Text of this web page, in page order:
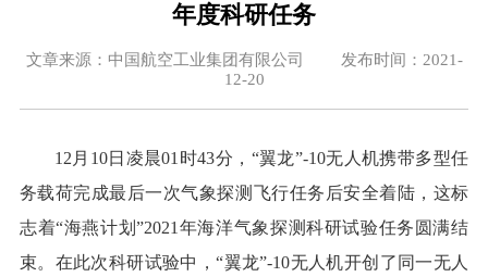
年度科研任务
文章来源：中国航空工业集团有限公司 发布时间：2021-
12-20
12月10日凌晨01时43分，“翼龙”-10无人机携带多型任
务载荷完成最后一次气象探测飞行任务后安全着陆，这标
志着“海燕计划”2021年海洋气象探测科研试验任务圆满结
束。在此次科研试验中，“翼龙”-10无人机开创了同一无人